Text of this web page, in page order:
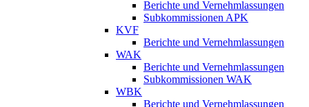
Berichte und Vernehmlassungen
Subkommissionen APK
KVF
Berichte und Vernehmlassungen
WAK
Berichte und Vernehmlassungen
Subkommissionen WAK
WBK
Berichte und Vernehmlassungen